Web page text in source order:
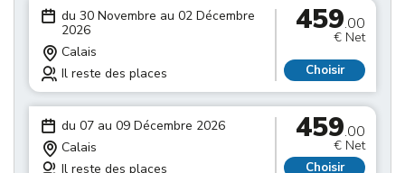
du 30 Novembre au 02 Décembre
2026
Calais
Il reste des places
459.00
€ Net
Choisir
du 07 au 09 Décembre 2026
Calais
Il reste des places
459.00
€ Net
Choisir